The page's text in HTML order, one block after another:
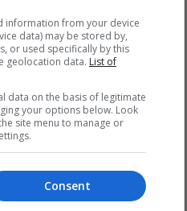
duke vlerësuar
Ju jeni arsyeja e
të vazhdojë me
Na duhen
information from your device
data) may be stored by,
or used specifically by this
geolocation data. List of
data on the basis of legitimate
your options below. Look
site menu to manage or
Consent